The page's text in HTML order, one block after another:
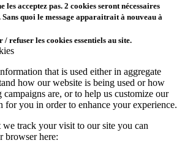
les acceptez pas. 2 cookies seront nécessaires
quoi le message apparaitrait à nouveau à
refuser les cookies essentiels au site.
that is used either in aggregate
how our website is being used or how
are, or to help us customize our
for you in order to enhance your experience.
track your visit to our site you can
browser here: